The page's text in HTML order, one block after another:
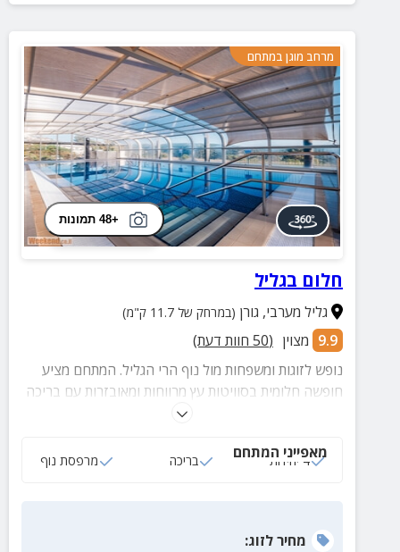
מרחב מוגן במתחם
+48 תמונות
חלום בגליל
גליל מערבי, גורן (במרחק של 11.7 ק"מ)
9.9 מצוין (
50 חוות דעת)
נופש לזוגות ומשפחות מול נוף הרי הגליל. המתחם מציע
חופשה חלומית בסוויטות עץ מרווחות ומאובזרות עם בריכה
מחוממת, ג'קוזי ספא מפנק, חצר מטופחת ועוד.
מאפייני המתחם
4 יחידות בריכה מרפסת נוף
מחירלזוג: